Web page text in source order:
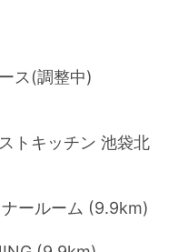
ス(調整中)
トキッチン 池袋北
ールーム (9.9km)